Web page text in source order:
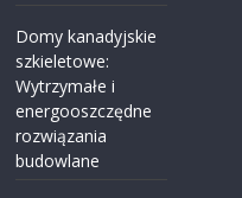
Domy kanadyjskie
szkieletowe:
Wytrzymałe i
energooszczędne
rozwiązania
budowlane